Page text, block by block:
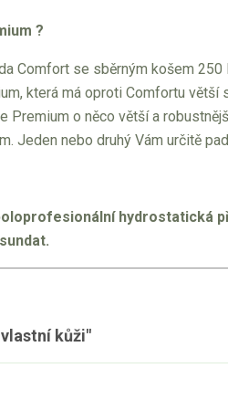
?
Comfort se sběrným košem
která má oproti Comfortu větší
o něco větší a
Jeden nebo druhý Vám určitě
hydrostatická
kůži"